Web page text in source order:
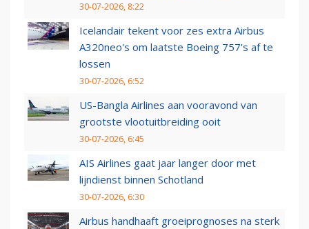
30-07-2026, 8:22
Icelandair tekent voor zes extra Airbus
A320neo's om laatste Boeing 757's af te
lossen
30-07-2026, 6:52
US-Bangla Airlines aan vooravond van
grootste vlootuitbreiding ooit
30-07-2026, 6:45
AIS Airlines gaat jaar langer door met
lijndienst binnen Schotland
30-07-2026, 6:30
Airbus handhaaft groeiprognoses na sterk